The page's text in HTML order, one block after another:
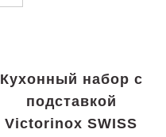
Кухонный набор с
подставкой
Victorinox SWISS